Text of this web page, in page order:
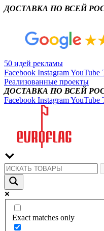
ДОСТАВКА ПО ВСЕЙ
50 идей рекламы
Facebook InstagramYouTube
Реализованные проекты
ДОСТАВКА ПО ВСЕЙ
Facebook InstagramYouTube
Exact matches only